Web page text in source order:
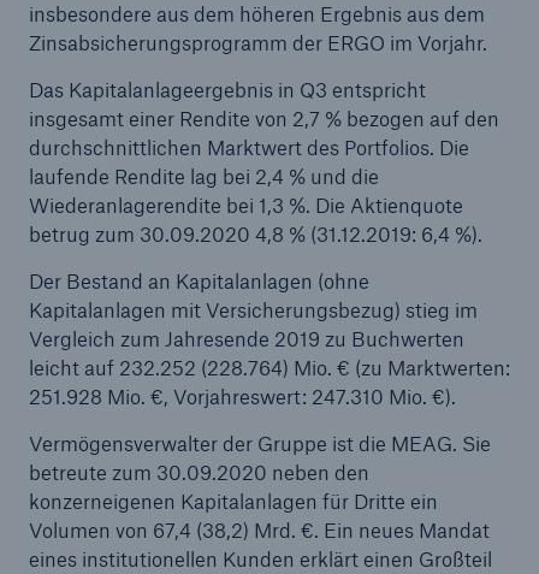
insbesondere aus dem höheren Ergebnis aus dem
Zinsabsicherungsprogramm der ERGO im Vorjahr.
Das Kapitalanlageergebnis in Q3 entspricht
insgesamt einer Rendite von 2,7 % bezogen auf den
durchschnittlichen Marktwert des Portfolios. Die
laufende Rendite lag bei 2,4 % und die
Wiederanlagerendite bei 1,3 %. Die Aktienquote
betrug zum 30.09.2020 4,8 % (31.12.2019: 6,4 %).
Der Bestand an Kapitalanlagen (ohne
Kapitalanlagen mit Versicherungsbezug) stieg im
Vergleich zum Jahresende 2019 zu Buchwerten
leicht auf 232.252 (228.764) Mio. € (zu Marktwerten:
251.928 Mio. €, Vorjahreswert: 247.310 Mio. €).
Vermögensverwalter der Gruppe ist die MEAG. Sie
betreute zum 30.09.2020 neben den
konzerneigenen Kapitalanlagen für Dritte ein
Volumen von 67,4 (38,2) Mrd. €. Ein neues Mandat
eines institutionellen Kunden erklärt einen Großteil